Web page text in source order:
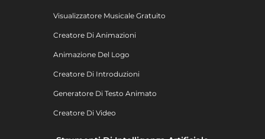
Visualizzatore Musicale Gratuito
Creatore Di Animazioni
Animazione Del Logo
Creatore Di Introduzioni
Generatore Di Testo Animato
Creatore Di Video